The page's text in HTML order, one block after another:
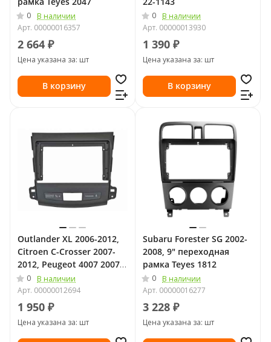
0
В наличии
Арт. 00000016357
2 664 ₽
Цена указана за: шт
В корзину
0
В наличии
Арт. 00000013930
1 390 ₽
Цена указана за: шт
В корзину
Outlander XL 2006-2012,
Citroen C-Crosser 2007-
2012, Peugeot 4007 2007-
2012, 9" переходная
рамка (с проводкой)
LeTrun 3790
0
В наличии
Арт. 00000012694
1 950 ₽
Цена указана за: шт
Subaru Forester SG 2002-
2008, 9" переходная
рамка Teyes 1812
0
В наличии
Арт. 00000016277
3 228 ₽
Цена указана за: шт